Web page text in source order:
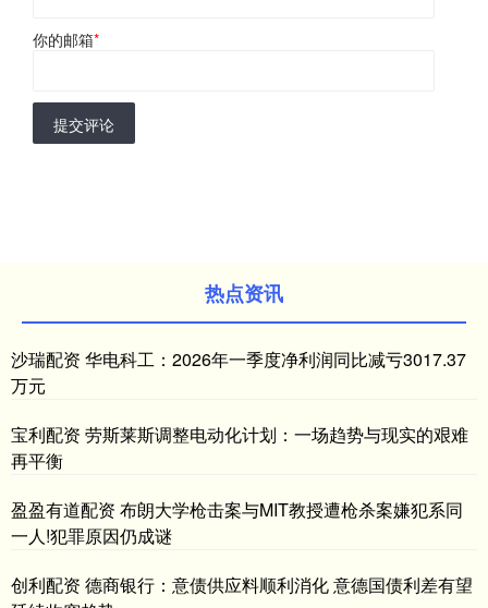
你的邮箱*
提交评论
热点资讯
沙瑞配资 华电科工：2026年一季度净利润同比减亏3017.37
万元
宝利配资 劳斯莱斯调整电动化计划：一场趋势与现实的艰难
再平衡
盈盈有道配资 布朗大学枪击案与MIT教授遭枪杀案嫌犯系同
一人!犯罪原因仍成谜
创利配资 德商银行：意债供应料顺利消化 意德国债利差有望